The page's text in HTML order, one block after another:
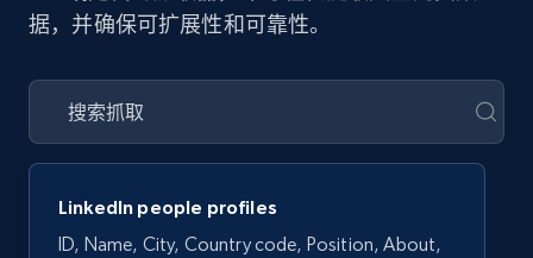
据，并确保可扩展性和可靠性。
LinkedIn people profiles
ID, Name, City, Country code, Position, About,